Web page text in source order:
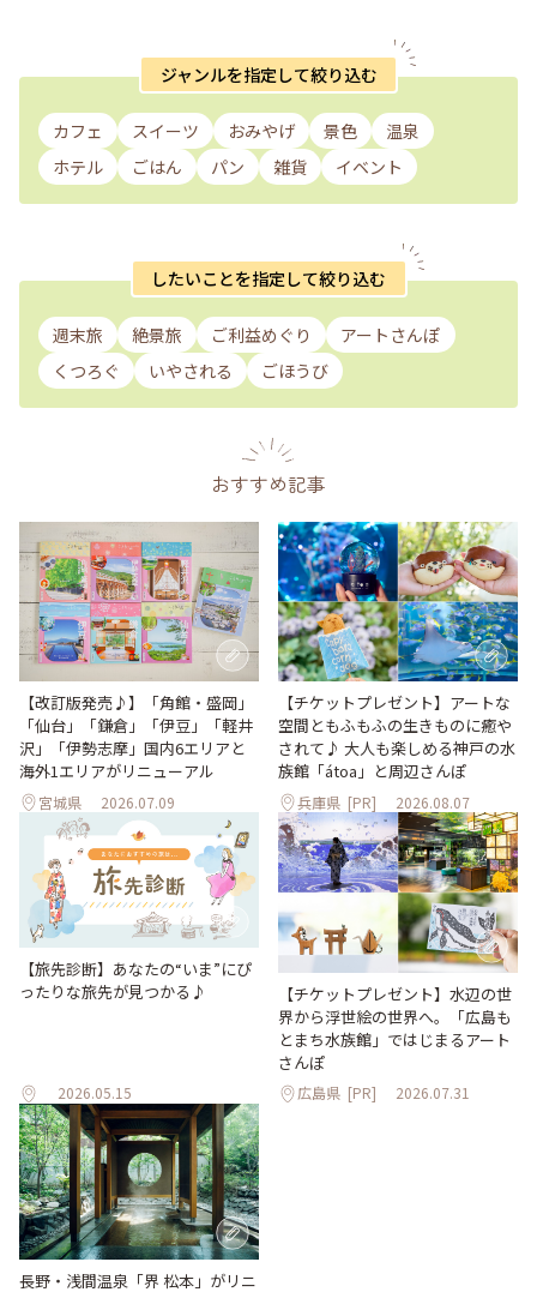
ジャンルを指定して絞り込む
カフェ スイーツ おみやげ 景色
温泉
ホテル
ごはん パン 雑貨 イベント
したいことを指定して絞り込む
週末旅 絶景旅 ご利益めぐり
アートさんぽ
くつろぐ
いやされる ごほうび
おすすめ記事
【改訂版発売♪】「角館・盛岡」
「仙台」「鎌倉」「伊豆」「軽井
沢」「伊勢志摩」国内6エリアと
海外1エリアがリニューアル
宮城県 2026.07.09
【チケットプレゼント】アートな
空間ともふもふの生きものに癒や
されて♪ 大人も楽しめる神戸の水
族館「átoa」と周辺さんぽ
兵庫県 [PR] 2026.08.07
【旅先診断】あなたの“いま”にぴ
ったりな旅先が見つかる♪
2026.05.15
【チケットプレゼント】水辺の世
界から浮世絵の世界へ。「広島も
とまち水族館」ではじまるアート
さんぽ
広島県 [PR] 2026.07.31
長野・浅間温泉「界 松本」がリニ